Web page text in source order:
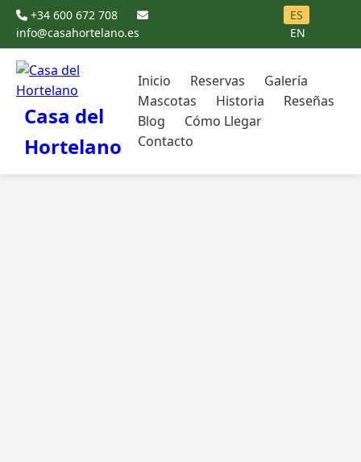
+34 600 672 708
info@casahortelano.es
ES
EN
Casa del
Hortelano
Inicio Reservas
Galería
Mascotas
Historia
Reseñas
Blog
Cómo Llegar
Contacto